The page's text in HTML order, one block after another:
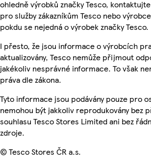
ohledně výrobků značky Tesco,
pro služby zákazníkům Tesco nebo
pokdu se nejedná o výrobek značky Tesco.
I přesto, že jsou informace o výrobcích
aktualizovány, Tesco nemůže přijmout
jakékoliv nesprávné informace. To však
práva dle zákona.
Tyto informace jsou podávány pouze pro
nemohou být jakkoliv reprodukovány bez
souhlasu Tesco Stores Limited ani bez
zdroje.
© Tesco Stores ČR a.s.